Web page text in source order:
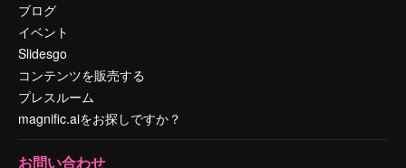
ブログ
イベント
Slidesgo
コンテンツを販売する
プレスルーム
magnific.aiをお探しですか？
お問い合わせ